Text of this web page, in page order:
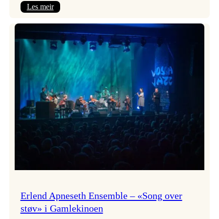
Les meir:
Ones
–
eit
lydrom
av
havet,
sommar
og
nostalgi
Erlend Apneseth Ensemble – «Song over
støv» i Gamlekinoen